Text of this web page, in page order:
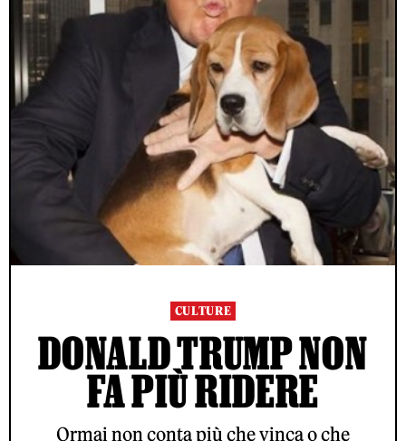
CULTURE
DONALD TRUMP NON
FA PIÙ RIDERE
Ormai non conta più che vinca o che